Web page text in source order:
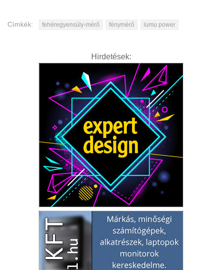
Címkék: fehéregyensúly-mérő fénymérő lumu power
Hirdetések: